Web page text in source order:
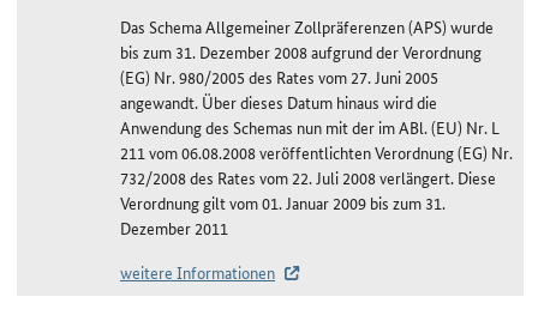
Das Schema Allgemeiner Zollpräferenzen (APS) wurde
bis zum 31. Dezember 2008 aufgrund der Verordnung
(EG) Nr. 980/2005 des Rates vom 27. Juni 2005
angewandt. Über dieses Datum hinaus wird die
Anwendung des Schemas nun mit der im ABl. (EU) Nr. L
211 vom 06.08.2008 veröffentlichten Verordnung (EG) Nr.
732/2008 des Rates vom 22. Juli 2008 verlängert. Diese
Verordnung gilt vom 01. Januar 2009 bis zum 31.
Dezember 2011
weitere Informationen